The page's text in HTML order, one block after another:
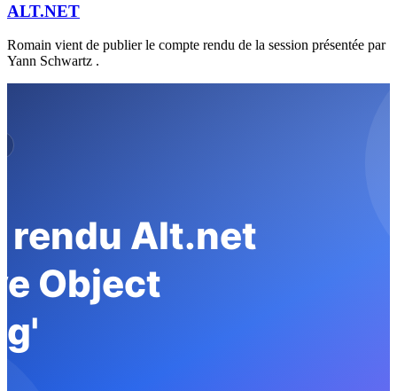
ALT.NET
Romain vient de publier le compte rendu de la session présentée par
Yann Schwartz .